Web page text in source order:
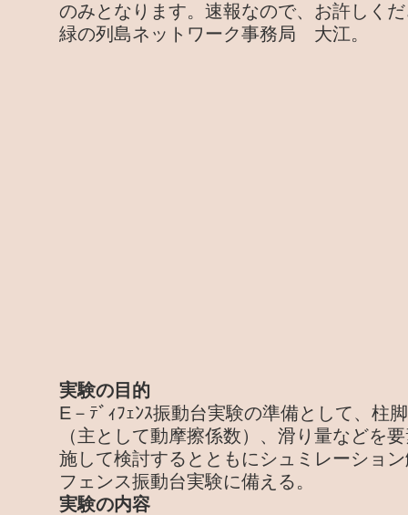
のみとなります。速報なので、お許しく
緑の列島ネットワーク事務局 大江。
実験の目的
E－ﾃﾞｨﾌｪﾝｽ振動台実験の準備として、柱
（主として動摩擦係数）、滑り量などを
施して検討するとともにシュミレーショ
フェンス振動台実験に備える。
実験の内容